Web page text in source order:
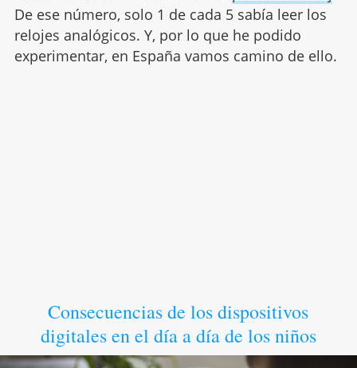
De ese número, solo 1 de cada 5 sabía leer los
relojes analógicos. Y, por lo que he podido
experimentar, en España vamos camino de ello.
Consecuencias de los dispositivos
digitales en el día a día de los niños